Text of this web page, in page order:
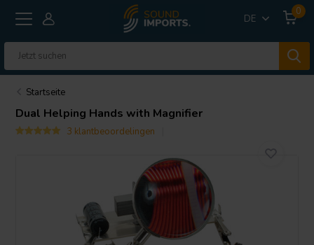
DE
0
Startseite
Dual Helping Hands with Magnifier
3 klantbeoordelingen